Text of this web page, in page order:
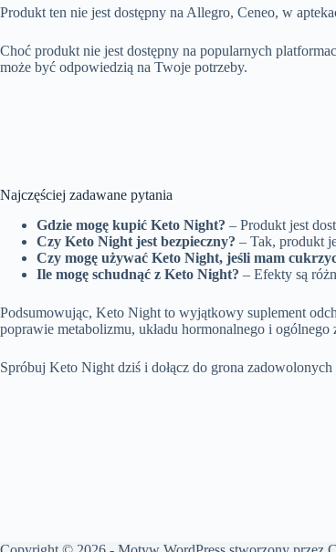
Produkt ten nie jest dostępny na Allegro, Ceneo, w
Choć produkt nie jest dostępny na popularnych
może być odpowiedzią na Twoje potrzeby.
Najczęściej zadawane pytania
Gdzie mogę kupić Keto Night? – Produkt jest
Czy Keto Night jest bezpieczny? – Tak, produkt
Czy mogę używać Keto Night, jeśli mam
Ile mogę schudnąć z Keto Night? – Efekty są
Podsumowując, Keto Night to wyjątkowy suplement
poprawie metabolizmu, układu hormonalnego i ogólnego
Spróbuj Keto Night dziś i dołącz do grona